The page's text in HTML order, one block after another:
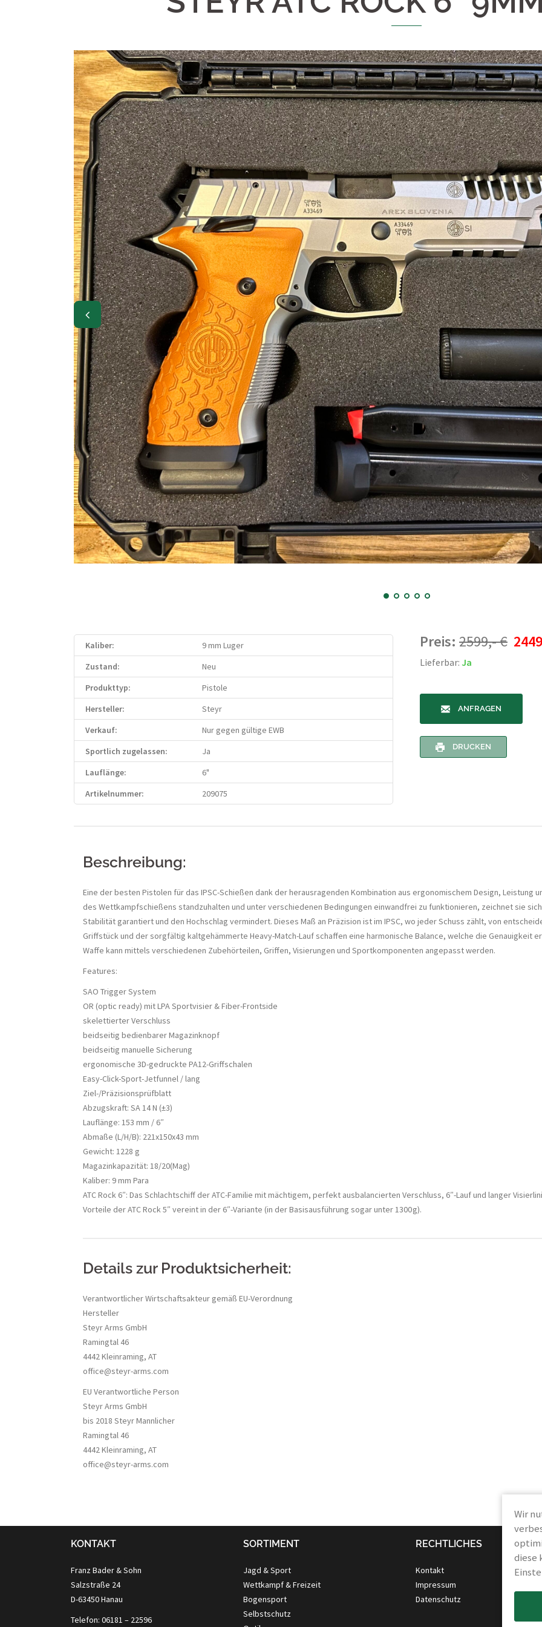
Kaliber:
9 mm Luger
Zustand:
Neu
Produkttyp:
Pistole
Hersteller:
Steyr
Verkauf:
Nur gegen gültige EWB
Sportlich zugelassen:
Ja
Lauflänge:
6"
Artikelnummer:
209075
Preis: 2599,- €
Lieferbar: Ja
ANFRAGEN
DRUCKEN
Beschreibung:
Eine der besten Pistolen für das IPSC-Schießen dank der herausragenden Kombination aus ergonomischem Design, Leistung
des Wettkampfschießens standzuhalten und unter verschiedenen Bedingungen einwandfrei zu funktionieren, zeichnet sie
Stabilität garantiert und den Hochschlag vermindert. Dieses Maß an Präzision ist im IPSC, wo jeder Schuss zählt, von
Griffstück und der sorgfältig kaltgehämmerte Heavy-Match-Lauf schaffen eine harmonische Balance, welche die Genauigkeit
Waffe kann mittels verschiedenen Zubehörteilen, Griffen, Visierungen und Sportkomponenten angepasst werden.
Features:
SAO Trigger System
OR (optic ready) mit LPA Sportvisier & Fiber-Frontside
skelettierter Verschluss
beidseitig bedienbarer Magazinknopf
beidseitig manuelle Sicherung
ergonomische 3D-gedruckte PA12-Griffschalen
Easy-Click-Sport-Jetfunnel / lang
Ziel-/Präzisionsprüfblatt
Abzugskraft: SA 14 N (±3)
Lauflänge: 153 mm / 6″
Abmaße (L/H/B): 221x150x43 mm
Gewicht: 1228 g
Magazinkapazität: 18/20(Mag)
Kaliber: 9 mm Para
ATC Rock 6″: Das Schlachtschiff der ATC-Familie mit mächtigem, perfekt ausbalancierten Verschluss, 6″-Lauf und langer
Vorteile der ATC Rock 5″ vereint in der 6″-Variante (in der Basisausführung sogar unter 1300 g).
Details zur Produktsicherheit:
Verantwortlicher Wirtschaftsakteur gemäß EU-Verordnung
Hersteller
Steyr Arms GmbH
Ramingtal 46
4442 Kleinraming, AT
office@steyr-arms.com
EU Verantwortliche Person
Steyr Arms GmbH
bis 2018 Steyr Mannlicher
Ramingtal 46
4442 Kleinraming, AT
office@steyr-arms.com
KONTAKT
Franz Bader & Sohn
Salzstraße 24
D-63450 Hanau
Telefon: 06181 – 22596
SORTIMENT
Jagd & Sport
Wettkampf & Freizeit
Bogensport
Selbstschutz
RECHTLICHES
Kontakt
Impressum
Datenschutz
Wir
diese